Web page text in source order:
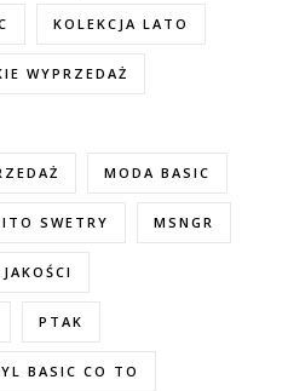
KOLEKCJA LATO
WYPRZEDAŻ
MODA BASIC
SWETRY MSNGR
PTAK
BASIC CO TO